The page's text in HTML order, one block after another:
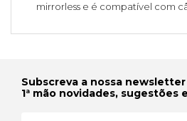
mirrorless e é compatível com
Subscreva a nossa
1ª mão novidades, sugestões